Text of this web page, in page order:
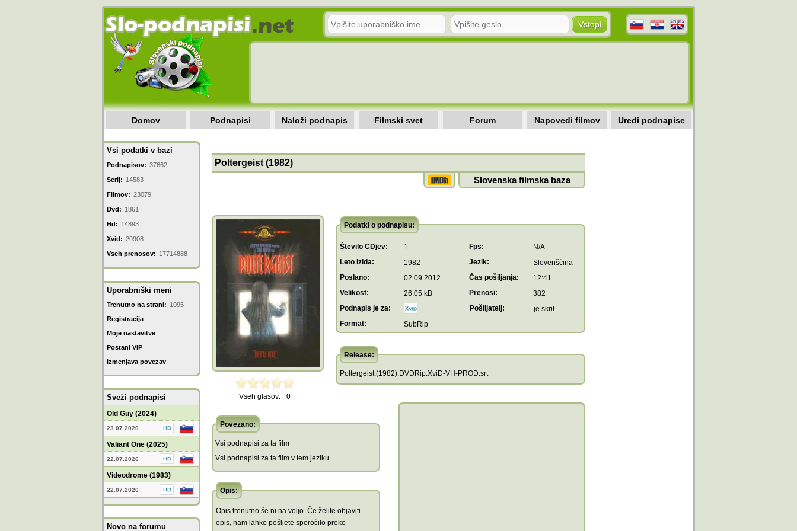
Domov Podnapisi Naloži podnapis Filmski svet Forum Napovedi filmov Uredi podnapise
Vsi podatki v bazi
Podnapisov: 37662
Serij: 14583
Filmov: 23079
Dvd: 1861
Hd: 14893
Xvid: 20908
Vseh prenosov: 17714888
Uporabniški meni
Trenutno na strani: 1095
Registracija
Moje nastavitve
Postani VIP
Izmenjava povezav
Sveži podnapisi
Old Guy (2024)
23.07.2026
Valiant One (2025)
22.07.2026
Videodrome (1983)
22.07.2026
Novo na forumu
Poltergeist (1982)
Slovenska filmska baza
Vseh glasov: 0
Podatki o podnapisu:
Število CDjev: 1 Fps:
N/A
Leto izida:
1982 Jezik:
Slovenščina
Poslano:
02.09.2012 Čas pošiljanja:
12:41
Velikost:
26.05 kB Prenosi:
382
Podnapis je za:
Pošiljatelj:
je skrit
Format:
SubRip
Release:
Poltergeist.(1982).DVDRip.XviD-VH-PROD.srt
Povezano:
Vsi podnapisi za ta film
Vsi podnapisi za ta film v tem jeziku
Opis:
Opis trenutno še ni na voljo. Če želite objaviti
opis, nam lahko pošljete sporočilo preko